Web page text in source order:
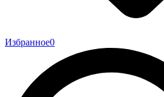
Избранное0